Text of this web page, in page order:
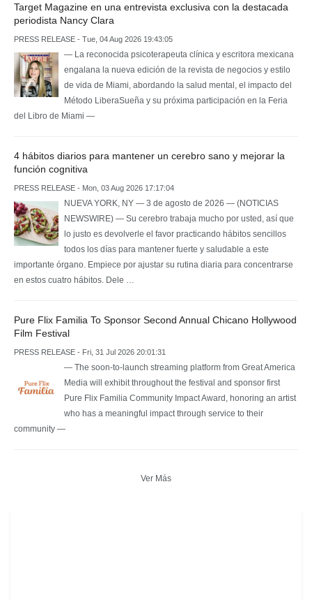
Target Magazine en una entrevista exclusiva con la destacada
periodista Nancy Clara
PRESS RELEASE - Tue, 04 Aug 2026 19:43:05
— La reconocida psicoterapeuta clínica y escritora mexicana
engalana la nueva edición de la revista de negocios y estilo
de vida de Miami, abordando la salud mental, el impacto del
Método LiberaSueña y su próxima participación en la Feria
del Libro de Miami —
4 hábitos diarios para mantener un cerebro sano y mejorar la
función cognitiva
PRESS RELEASE - Mon, 03 Aug 2026 17:17:04
NUEVA YORK, NY — 3 de agosto de 2026 — (NOTICIAS
NEWSWIRE) — Su cerebro trabaja mucho por usted, así que
lo justo es devolverle el favor practicando hábitos sencillos
todos los días para mantener fuerte y saludable a este
importante órgano. Empiece por ajustar su rutina diaria para concentrarse
en estos cuatro hábitos. Dele …
Pure Flix Familia To Sponsor Second Annual Chicano Hollywood
Film Festival
PRESS RELEASE - Fri, 31 Jul 2026 20:01:31
— The soon-to-launch streaming platform from Great America
Media will exhibit throughout the festival and sponsor first
Pure Flix Familia Community Impact Award, honoring an artist
who has a meaningful impact through service to their
community —
Ver Más